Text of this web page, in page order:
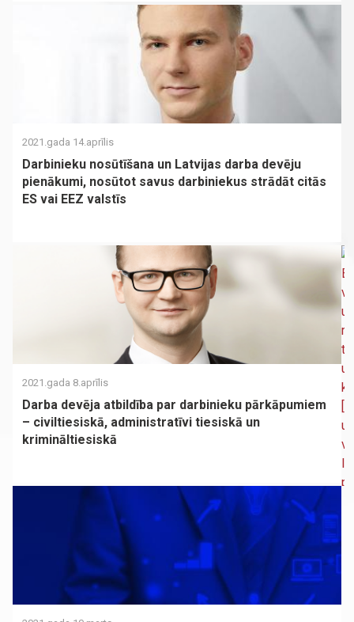
2021.gada 14.aprīlis
Darbinieku nosūtīšana un Latvijas darba devēju
pienākumi, nosūtot savus darbiniekus strādāt citās
ES vai EEZ valstīs
2021.gada 8.aprīlis
Darba devēja atbildība par darbinieku pārkāpumiem
– civiltiesiskā, administratīvi tiesiskā un
krimināltiesiskā